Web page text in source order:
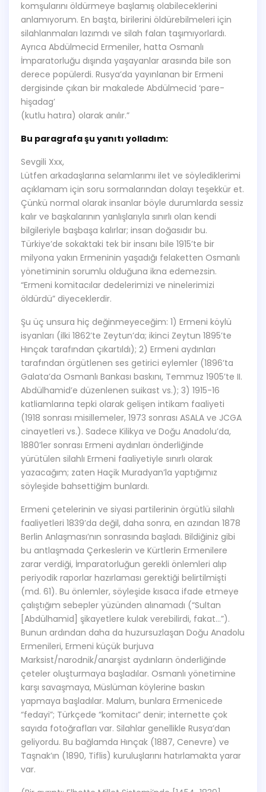
komşularını öldürmeye başlamış olabileceklerini
anlamıyorum. En başta, birilerini öldürebilmeleri için
silahlanmaları lazımdı ve silah falan taşımıyorlardı.
Ayrıca Abdülmecid Ermeniler, hatta Osmanlı
İmparatorluğu dışında yaşayanlar arasında bile son
derece popülerdi. Rusya’da yayınlanan bir Ermeni
dergisinde çıkan bir makalede Abdülmecid ‘pare-
hişadag’
(kutlu hatıra) olarak anılır.”
Bu paragrafa şu yanıtı yolladım:
Sevgili Xxx,
Lütfen arkadaşlarına selamlarımı ilet ve söylediklerimi
açıklamam için soru sormalarından dolayı teşekkür et.
Çünkü normal olarak insanlar böyle durumlarda sessiz
kalır ve başkalarının yanlışlarıyla sınırlı olan kendi
bilgileriyle başbaşa kalırlar; insan doğasıdır bu.
Türkiye’de sokaktaki tek bir insanı bile 1915’te bir
milyona yakın Ermeninin yaşadığı felaketten Osmanlı
yönetiminin sorumlu olduğuna ikna edemezsin.
“Ermeni komitacılar dedelerimizi ve ninelerimizi
öldürdü” diyeceklerdir.
Şu üç unsura hiç değinmeyeceğim: 1) Ermeni köylü
isyanları (ilki 1862’te Zeytun’da; ikinci Zeytun 1895’te
Hınçak tarafından çıkartıldı); 2) Ermeni aydınları
tarafından örgütlenen ses getirici eylemler (1896’ta
Galata’da Osmanlı Bankası baskını, Temmuz 1905’te II.
Abdülhamid’e düzenlenen suikast vs.); 3) 1915-16
katliamlarına tepki olarak gelişen intikam faaliyeti
(1918 sonrası misillemeler, 1973 sonrası ASALA ve JCGA
cinayetleri vs.). Sadece Kilikya ve Doğu Anadolu’da,
1880’ler sonrası Ermeni aydınları önderliğinde
yürütülen silahlı Ermeni faaliyetiyle sınırlı olarak
yazacağım; zaten Haçik Muradyan’la yaptığımız
söyleşide bahsettiğim bunlardı.
Ermeni çetelerinin ve siyasi partilerinin örgütlü silahlı
faaliyetleri 1839’da değil, daha sonra, en azından 1878
Berlin Anlaşması’nın sonrasında başladı. Bildiğiniz gibi
bu antlaşmada Çerkeslerin ve Kürtlerin Ermenilere
zarar verdiği, İmparatorluğun gerekli önlemleri alıp
periyodik raporlar hazırlaması gerektiği belirtilmişti
(md. 61). Bu önlemler, söyleşide kısaca ifade etmeye
çalıştığım sebepler yüzünden alınamadı (“Sultan
[Abdülhamid] şikayetlere kulak verebilirdi, fakat…”).
Bunun ardından daha da huzursuzlaşan Doğu Anadolu
Ermenileri, Ermeni küçük burjuva
Marksist/narodnik/anarşist aydınların önderliğinde
çeteler oluşturmaya başladılar. Osmanlı yönetimine
karşı savaşmaya, Müslüman köylerine baskın
yapmaya başladılar. Malum, bunlara Ermenicede
“fedayi”; Türkçede “komitacı” denir; internette çok
sayıda fotoğrafları var. Silahlar genellikle Rusya’dan
geliyordu. Bu bağlamda Hınçak (1887, Cenevre) ve
Taşnak’ın (1890, Tiflis) kuruluşlarını hatırlamakta yarar
var.